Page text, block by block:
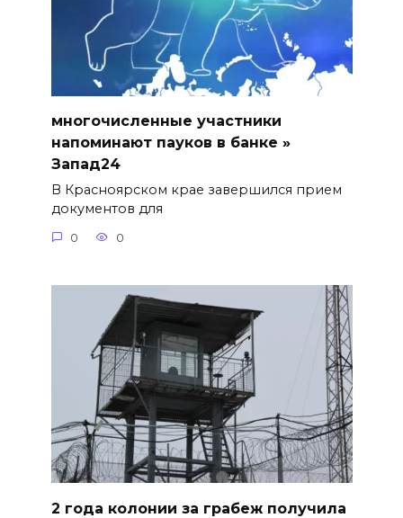
многочисленные участники
напоминают пауков в банке »
Запад24
В Красноярском крае завершился прием
документов для
0 0
2 года колонии за грабеж получила